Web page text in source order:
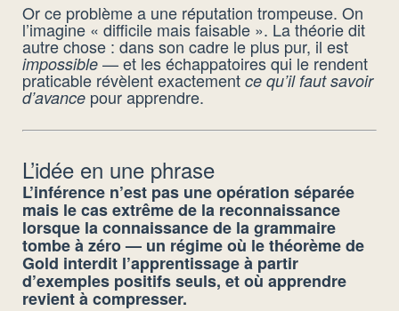
Or ce problème a une réputation trompeuse. On
l’imagine « difficile mais faisable ». La théorie dit
autre chose : dans son cadre le plus pur, il est
impossible — et les échappatoires qui le rendent
praticable révèlent exactement ce qu’il faut savoir
d’avance pour apprendre.
L’idée en une phrase
L’inférence n’est pas une opération séparée
mais le cas extrême de la reconnaissance
lorsque la connaissance de la grammaire
tombe à zéro — un régime où le théorème de
Gold interdit l’apprentissage à partir
d’exemples positifs seuls, et où apprendre
revient à compresser.